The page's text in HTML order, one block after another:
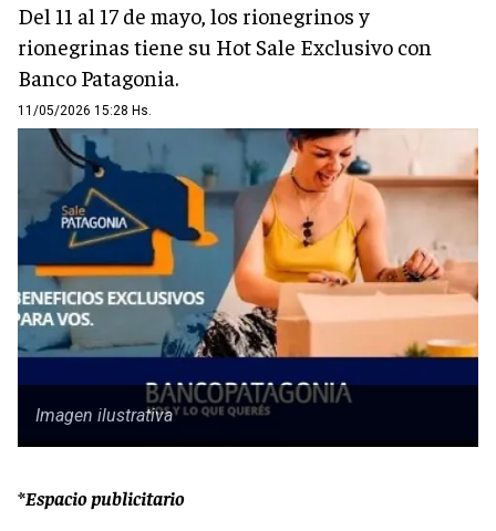
Del 11 al 17 de mayo, los rionegrinos y
rionegrinas tiene su Hot Sale Exclusivo con
Banco Patagonia.
11/05/2026 15:28 Hs.
Imagen ilustrativa
*Espacio publicitario